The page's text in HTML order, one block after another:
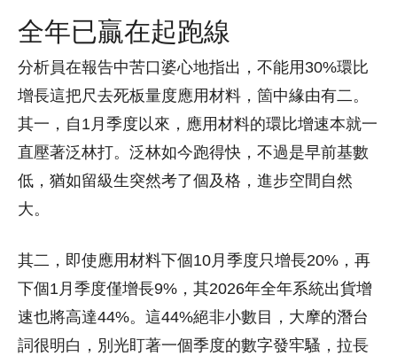
全年已贏在起跑線
分析員在報告中苦口婆心地指出，不能用30%環比
增長這把尺去死板量度應用材料，箇中緣由有二。
其一，自1月季度以來，應用材料的環比增速本就一
直壓著泛林打。泛林如今跑得快，不過是早前基數
低，猶如留級生突然考了個及格，進步空間自然
大。
其二，即使應用材料下個10月季度只增長20%，再
下個1月季度僅增長9%，其2026年全年系統出貨增
速也將高達44%。這44%絕非小數目，大摩的潛台
詞很明白，別光盯著一個季度的數字發牢騷，拉長